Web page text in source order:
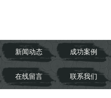
新闻动态 成功案例
在线留言 联系我们